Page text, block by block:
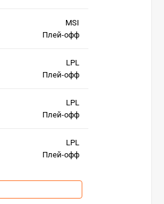
MSI
Плей-офф
LPL
Плей-офф
LPL
Плей-офф
LPL
Плей-офф